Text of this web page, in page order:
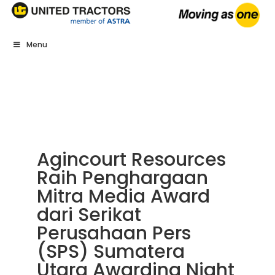
Menu
Agincourt Resources
Raih Penghargaan
Mitra Media Award
dari Serikat
Perusahaan Pers
(SPS) Sumatera